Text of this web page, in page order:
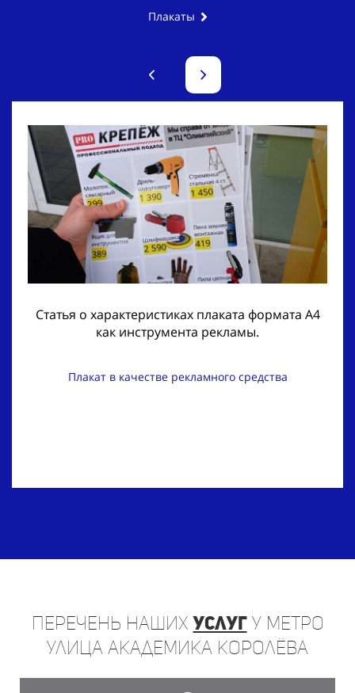
Плакаты
Статья о характеристиках плаката формата A4
как инструмента рекламы.
Плакат в качестве рекламного средства
Перечень нашихуслугу метро
Улица Академика Королёва